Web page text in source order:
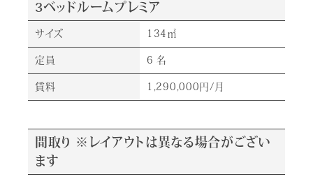
3ベッドルームプレミア
サイズ 134㎡
定員 6 名
賃料 1,290,000円/月
間取り ※レイアウトは異なる場合がござい
ます